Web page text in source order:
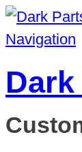
Navigation